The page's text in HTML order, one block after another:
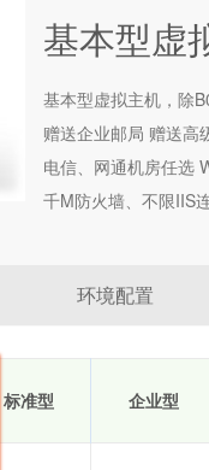
基本型虚
基本型虚拟主机 ，除
赠送企业邮局 赠送高
电信、网通机房任选
千M防火墙、不限IIS
环境配置
标准型 企业型